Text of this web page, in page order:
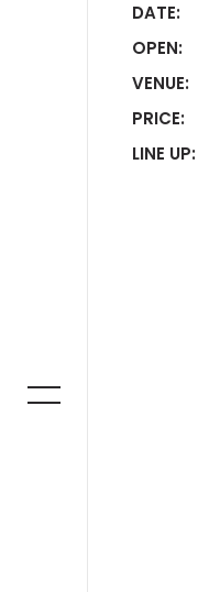
DATE:
OPEN:
VENUE:
PRICE:
LINE UP: